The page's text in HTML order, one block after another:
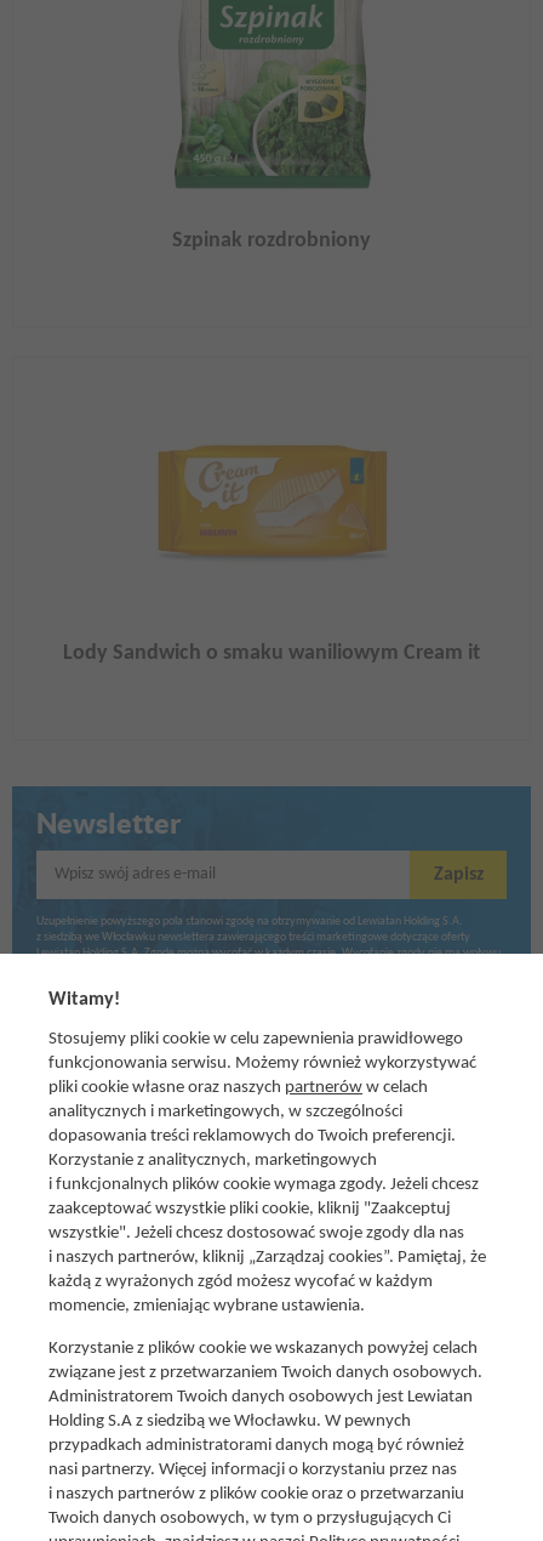
Szpinak rozdrobniony
Lody Sandwich o smaku waniliowym Cream it
Newsletter
Wpisz swój adres e-mail Zapisz
Uzupełnienie powyższego pola stanowi zgodę na otrzymywanie od Lewiatan Holding S.A.
z siedzibą we Włocławku newslettera zawierającego treści marketingowe dotyczące oferty
Lewiatan Holding S.A. Zgodę można wycofać w każdym czasie. Wycofanie zgody nie ma wpływu
Social media
Znajdź nas na:
Promocje i oferty
Aktualna gazetka
Gotuję z Lewiatanem
Znajdź sklep
Aplikacja Mój Lewiatan
Karta Mój Lewiatan
Fundacja Lewiatan
Regulaminy
Witamy!
Stosujemy pliki cookie w celu zapewnienia prawidłowego
funkcjonowania serwisu. Możemy również wykorzystywać
pliki cookie własne oraz naszych partnerów w celach
analitycznych i marketingowych, w szczególności
dopasowania treści reklamowych do Twoich preferencji.
Korzystanie z analitycznych, marketingowych
i funkcjonalnych plików cookie wymaga zgody. Jeżeli chcesz
zaakceptować wszystkie pliki cookie, kliknij "Zaakceptuj
wszystkie". Jeżeli chcesz dostosować swoje zgody dla nas
i naszych partnerów, kliknij „Zarządzaj cookies”. Pamiętaj, że
każdą z wyrażonych zgód możesz wycofać w każdym
momencie, zmieniając wybrane ustawienia.
Korzystanie z plików cookie we wskazanych powyżej celach
związane jest z przetwarzaniem Twoich danych osobowych.
Administratorem Twoich danych osobowych jest Lewiatan
Holding S.A z siedzibą we Włocławku. W pewnych
przypadkach administratorami danych mogą być również
nasi partnerzy. Więcej informacji o korzystaniu przez nas
i naszych partnerów z plików cookie oraz o przetwarzaniu
Twoich danych osobowych, w tym o przysługujących Ci